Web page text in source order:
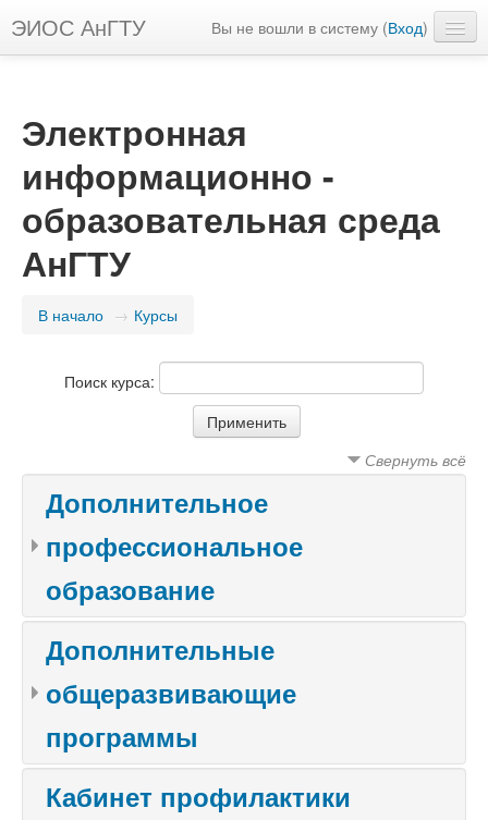
ЭИОС АнГТУ Вы не вошли в систему (Вход)
Электронная
информационно -
образовательная среда
АнГТУ
В начало → Курсы
Поиск курса:
Свернуть всё
Дополнительное
профессиональное
образование
Дополнительные
общеразвивающие
программы
Кабинет профилактики